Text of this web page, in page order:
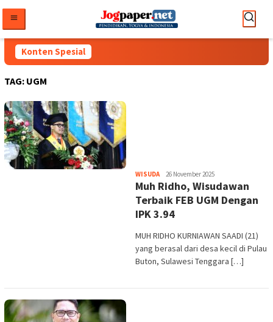
konten
Konten Spesial
TAG: UGM
WISUDAHeri
Purwata
26 November 2025
Muh Ridho, Wisudawan
Terbaik FEB UGM Dengan
IPK 3.94
MUH RIDHO KURNIAWAN SAADI (21)
yang berasal dari desa kecil di Pulau
Buton, Sulawesi Tenggara […]